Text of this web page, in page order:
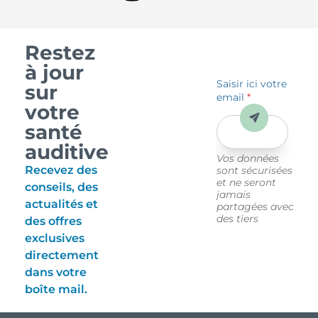
Restez
à jour
sur
votre
santé
auditive
Recevez des
conseils, des
actualités et
des offres
exclusives
directement
dans votre
boîte mail.
Saisir ici votre
email*
Vos données
sont sécurisées
et ne seront
jamais
partagées avec
des tiers
Envoyer